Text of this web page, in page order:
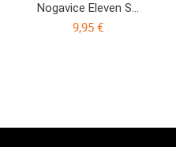
Nogavice Eleven S...
9,95 €